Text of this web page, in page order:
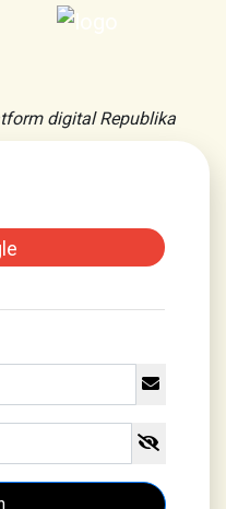
digital Republika